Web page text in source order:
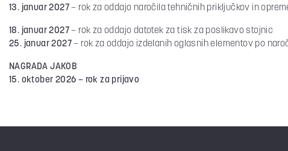
13. januar 2027 – rok za oddajo naročila tehničnih priključkov in
18. januar 2027 – rok za oddajo datotek za tisk za poslikavo stojnic
25. januar 2027 – rok za oddajo izdelanih oglasnih elementov po
NAGRADA JAKOB
15. oktober 2026 – rok za prijavo